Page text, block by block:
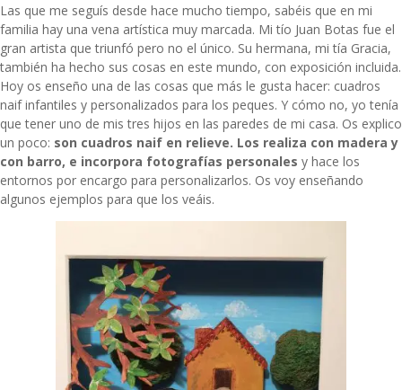
Las que me seguís desde hace mucho tiempo, sabéis que en mi
familia hay una vena artística muy marcada. Mi tío Juan Botas fue el
gran artista que triunfó pero no el único. Su hermana, mi tía Gracia,
también ha hecho sus cosas en este mundo, con exposición incluida.
Hoy os enseño una de las cosas que más le gusta hacer: cuadros
naif infantiles y personalizados para los peques. Y cómo no, yo tenía
que tener uno de mis tres hijos en las paredes de mi casa. Os explico
un poco: son cuadros naif en relieve. Los realiza con madera y
con barro, e incorpora fotografías personales y hace los
entornos por encargo para personalizarlos. Os voy enseñando
algunos ejemplos para que los veáis.